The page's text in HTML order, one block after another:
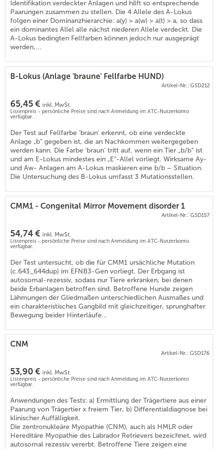
Identifikation verdeckter Anlagen und hilft so entsprechende
Paarungen zusammen zu stellen. Die 4 Allele des A-Lokus
folgen einer Dominanzhierarchie: a(y) > a(w) > a(t) > a, so dass
ein dominantes Allel alle nächst niederen Allele verdeckt. Die
A-Lokus bedingten Fellfarben können jedoch nur ausgeprägt
werden,...
B-Lokus (Anlage 'braune' Fellfarbe HUND)
Artikel-Nr.: GSD212
65,45 € inkl. MwSt.
Listenpreis - persönliche Preise sind nach Anmeldung im ATC-Nutzerkonto
verfügbar.
Der Test auf Fellfarbe 'braun' erkennt, ob eine verdeckte
Anlage „b“ gegeben ist, die an Nachkommen weitergegeben
werden kann. Die Farbe 'braun' tritt auf, wenn ein Tier „b/b“ ist
und am E-Lokus mindestes ein „E“-Allel vorliegt. Wirksame Ay-
und Aw- Anlagen am A-Lokus maskieren eine b/b – Situation.
Die Untersuchung des B-Lokus umfasst 3 Mutationsstellen.
CMM1 - Congenital Mirror Movement disorder 1
Artikel-Nr.: GSD157
54,74 € inkl. MwSt.
Listenpreis - persönliche Preise sind nach Anmeldung im ATC-Nutzerkonto
verfügbar.
Der Test untersucht, ob die für CMM1 ursächliche Mutation
(c.643_644dup) im EFNB3-Gen vorliegt. Der Erbgang ist
autosomal-rezessiv, sodass nur Tiere erkranken, bei denen
beide Erbanlagen betroffen sind. Betroffene Hunde zeigen
Lähmungen der Gliedmaßen unterschiedlichen Ausmaßes und
ein charakteristisches Gangbild mit gleichzeitiger, sprunghafter
Bewegung beider Hinterläufe...
CNM
Artikel-Nr.: GSD176
53,90 € inkl. MwSt.
Listenpreis - persönliche Preise sind nach Anmeldung im ATC-Nutzerkonto
verfügbar.
Anwendungen des Tests: a) Ermittlung der Trägertiere aus einer
Paarung von Trägertier x freiem Tier, b) Differentialdiagnose bei
klinischer Auffälligkeit.
Die zentronukleäre Myopathie (CNM), auch als HMLR oder
Hereditäre Myopathie des Labrador Retrievers bezeichnet, wird
autosomal rezessiv vererbt. Betroffene Tiere zeigen eine